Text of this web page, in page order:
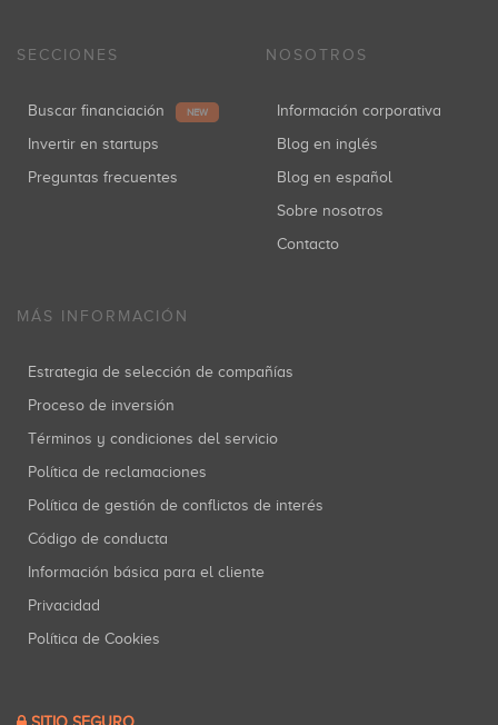
SECCIONES
Buscar financiación NEW
Invertir en startups
Preguntas frecuentes
NOSOTROS
Información corporativa
Blog en inglés
Blog en español
Sobre nosotros
Contacto
MÁS INFORMACIÓN
Estrategia de selección de compañías
Proceso de inversión
Términos y condiciones del servicio
Política de reclamaciones
Política de gestión de conflictos de interés
Código de conducta
Información básica para el cliente
Privacidad
Política de Cookies